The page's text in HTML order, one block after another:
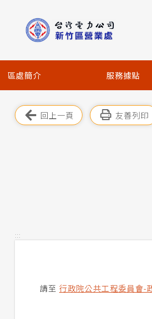
塊
區處簡介 服務據點
回上一頁 友善列印
:::
請至 行政院公共工程委員會-